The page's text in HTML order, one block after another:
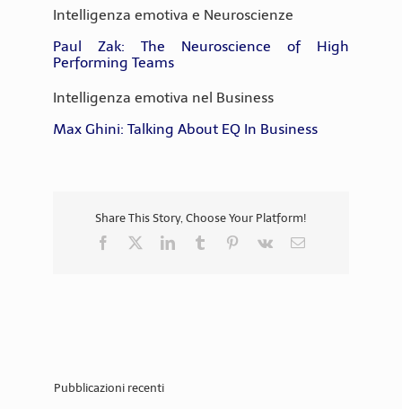
Intelligenza emotiva e Neuroscienze
Paul Zak: The Neuroscience of High
Performing Teams
Intelligenza emotiva nel Business
Max Ghini: Talking About EQ In Business
Share This Story, Choose Your Platform!
Facebook LinkedInTumblr Pinterest
Vk Email
Pubblicazioni recenti